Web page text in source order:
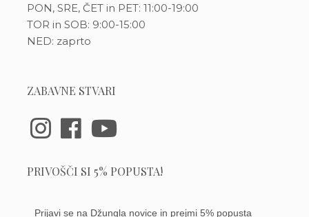
PON, SRE, ČET in PET: 11:00-19:00
TOR in SOB: 9:00-15:00
NED: zaprto
ZABAVNE STVARI
PRIVOŠČI SI 5% POPUSTA!
Prijavi se na Džungla novice in prejmi 5% popusta